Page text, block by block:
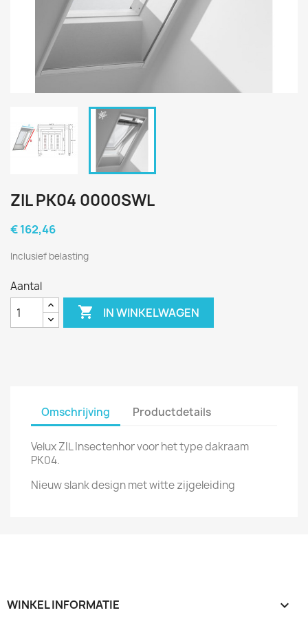
ZIL PK04 0000SWL
€ 162,46
Inclusief belasting
Aantal
 IN WINKELWAGEN
Omschrijving Productdetails
Velux ZIL Insectenhor voor het type dakraam
PK04.
Nieuw slank design met witte zijgeleiding
WINKEL INFORMATIE keyboard_arrow_down